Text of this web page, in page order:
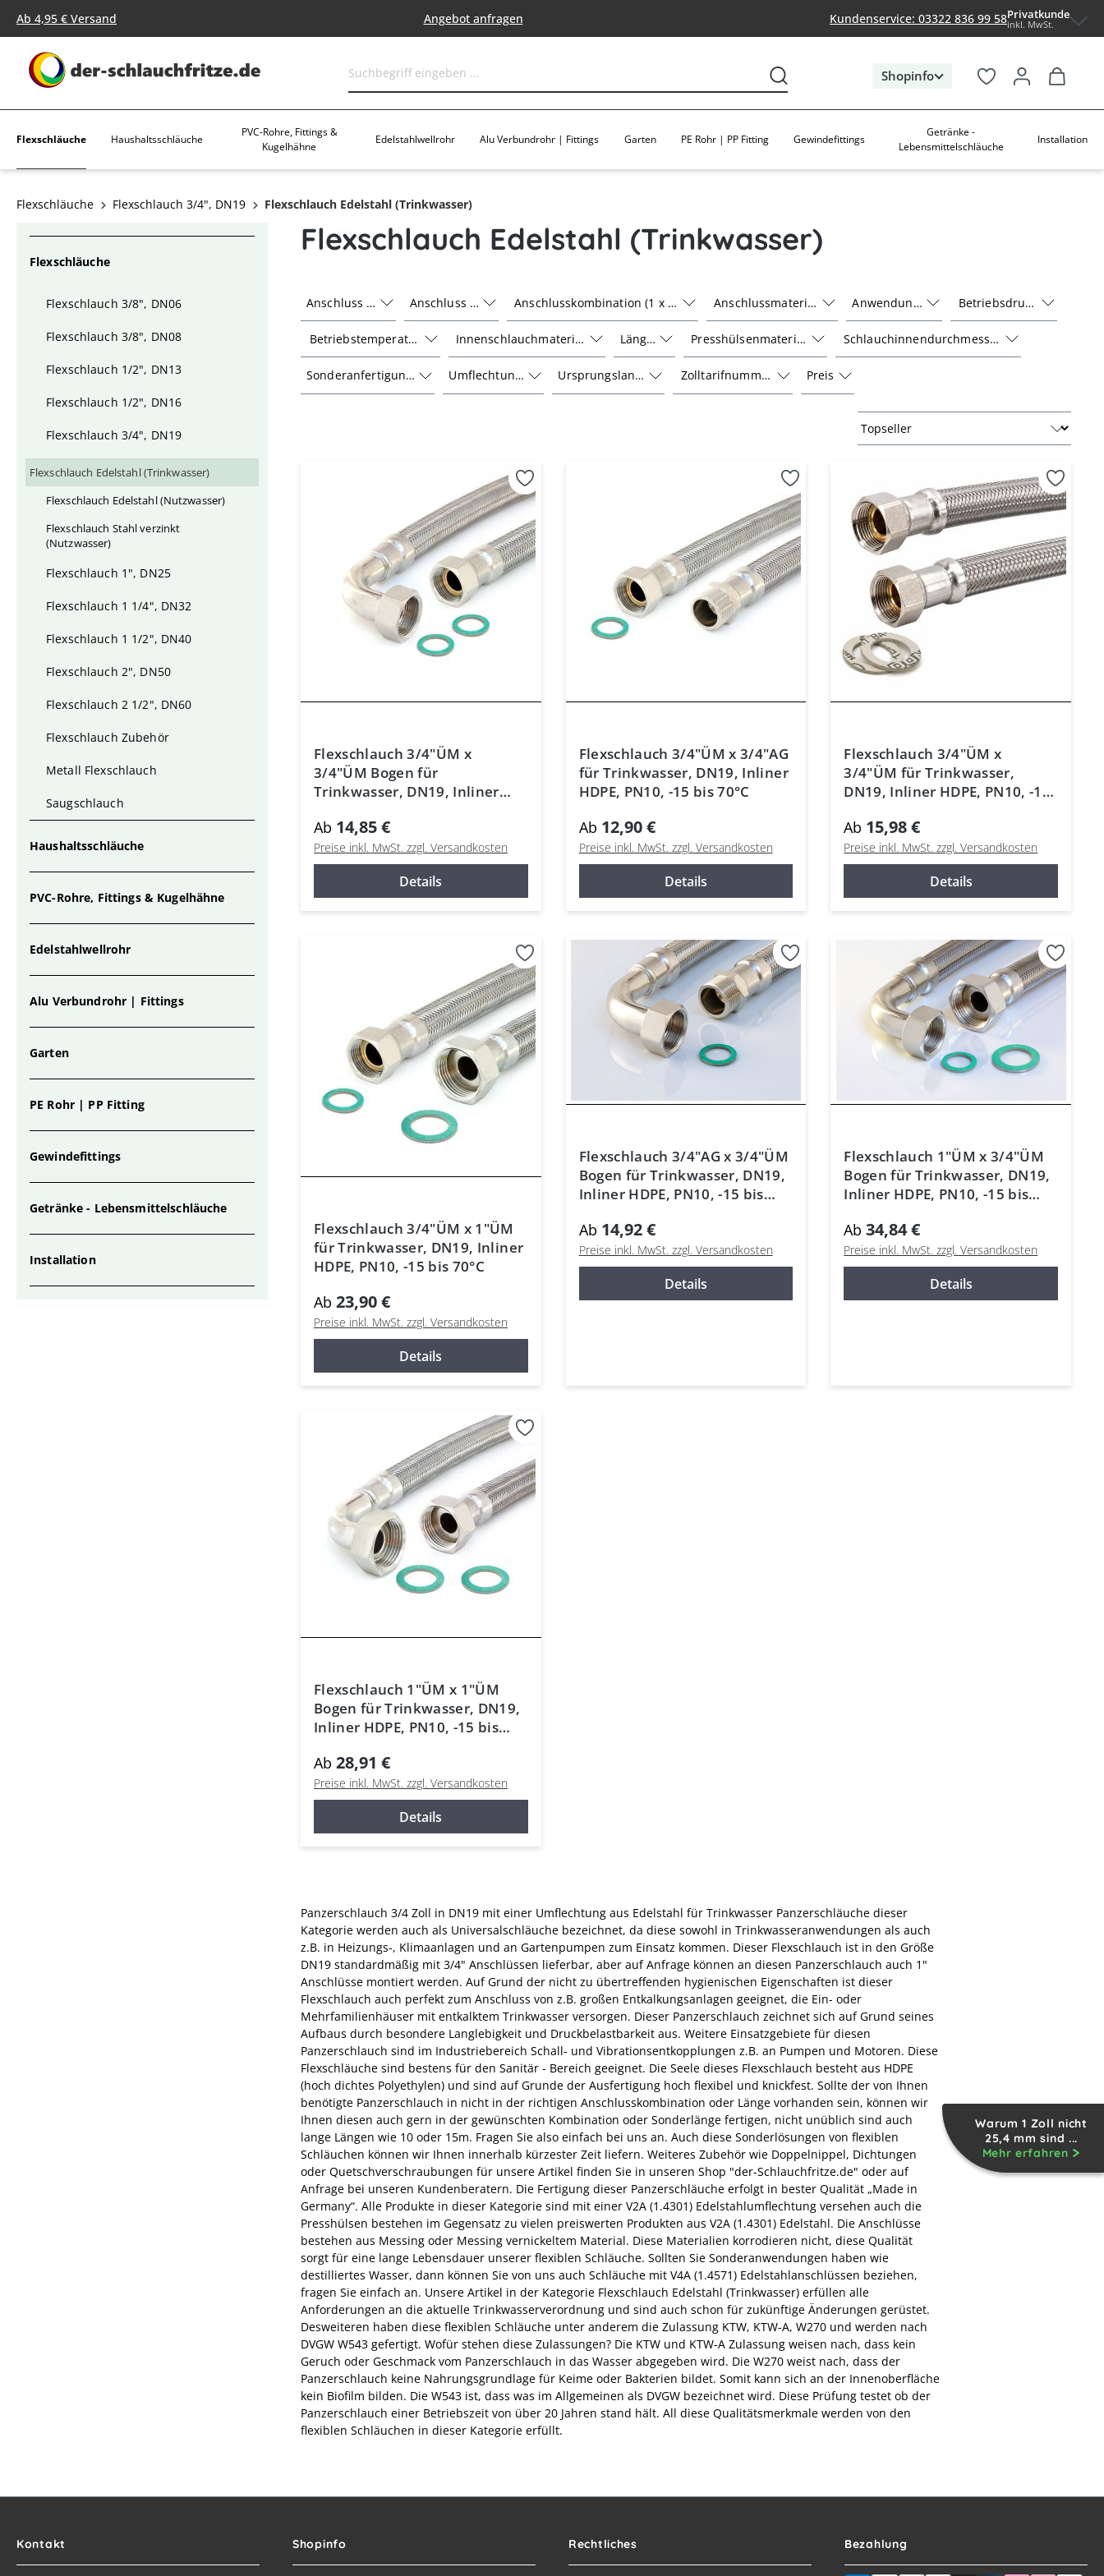
Zur Hauptnavigation springen
Ab 4,95 € Versand Angebot anfragen Kundenservice: 03322 836 99 58Privatkunde
inkl. MwSt.
Shopinfo
Flexschläuche Haushaltsschläuche
PVC-Rohre, Fittings &
Kugelhähne
Edelstahlwellrohr Alu Verbundrohr | Fittings Garten PE Rohr | PP Fitting Gewindefittings
Getränke -
Lebensmittelschläuche
Installation
Warum 1 Zoll nicht
25,4 mm sind ...
Mehr erfahren
Flexschläuche Flexschlauch 3/4", DN19 Flexschlauch Edelstahl (Trinkwasser)
Flexschläuche
Flexschlauch 3/8", DN06
Flexschlauch 3/8", DN08
Flexschlauch 1/2", DN13
Flexschlauch 1/2", DN16
Flexschlauch 3/4", DN19
Flexschlauch Edelstahl (Trinkwasser)
Flexschlauch Edelstahl (Nutzwasser)
Flexschlauch Stahl verzinkt
(Nutzwasser)
Flexschlauch 1", DN25
Flexschlauch 1 1/4", DN32
Flexschlauch 1 1/2", DN40
Flexschlauch 2", DN50
Flexschlauch 2 1/2", DN60
Flexschlauch Zubehör
Metall Flexschlauch
Saugschlauch
Haushaltsschläuche
PVC-Rohre, Fittings & Kugelhähne
Edelstahlwellrohr
Alu Verbundrohr | Fittings
Garten
PE Rohr | PP Fitting
Gewindefittings
Getränke - Lebensmittelschläuche
Installation
Flexschlauch Edelstahl (Trinkwasser)
Anschluss 1 Anschluss 2 Anschlusskombination (1 x 2) Anschlussmaterial Anwendung Betriebsdruck
Betriebstemperatur Innenschlauchmaterial Länge Presshülsenmaterial Schlauchinnendurchmesser
Sonderanfertigung Umflechtung Ursprungsland Zolltarifnummer Preis
Flexschlauch 3/4"ÜM x
3/4"ÜM Bogen für
Trinkwasser, DN19, Inliner
Ab 14,85 €
Preise inkl. MwSt. zzgl. Versandkosten
Details
Flexschlauch 3/4"ÜM x 3/4"AG
für Trinkwasser, DN19, Inliner
HDPE, PN10, -15 bis 70°C
Ab 12,90 €
Preise inkl. MwSt. zzgl. Versandkosten
Details
Flexschlauch 3/4"ÜM x
3/4"ÜM für Trinkwasser,
DN19, Inliner HDPE, PN10, -15
Ab 15,98 €
Preise inkl. MwSt. zzgl. Versandkosten
Details
Flexschlauch 3/4"ÜM x 1"ÜM
für Trinkwasser, DN19, Inliner
HDPE, PN10, -15 bis 70°C
Ab 23,90 €
Preise inkl. MwSt. zzgl. Versandkosten
Details
Flexschlauch 3/4"AG x 3/4"ÜM
Bogen für Trinkwasser, DN19,
Inliner HDPE, PN10, -15 bis
Ab 14,92 €
Preise inkl. MwSt. zzgl. Versandkosten
Details
Flexschlauch 1"ÜM x 3/4"ÜM
Bogen für Trinkwasser, DN19,
Inliner HDPE, PN10, -15 bis
Ab34,84 €
Preise inkl. MwSt. zzgl. Versandkosten
Details
Flexschlauch 1"ÜM x 1"ÜM
Bogen für Trinkwasser, DN19,
Inliner HDPE, PN10, -15 bis
Ab 28,91 €
Preise inkl. MwSt. zzgl. Versandkosten
Details
Panzerschlauch 3/4 Zoll in DN19 mit einer Umflechtung aus Edelstahl für Trinkwasser Panzerschläuche dieser
Kategorie werden auch als Universalschläuche bezeichnet, da diese sowohl in Trinkwasseranwendungen als auch
z.B. in Heizungs-, Klimaanlagen und an Gartenpumpen zum Einsatz kommen. Dieser Flexschlauch ist in den Größe
DN19 standardmäßig mit 3/4" Anschlüssen lieferbar, aber auf Anfrage können an diesen Panzerschlauch auch 1"
Anschlüsse montiert werden. Auf Grund der nicht zu übertreffenden hygienischen Eigenschaften ist dieser
Flexschlauch auch perfekt zum Anschluss von z.B. großen Entkalkungsanlagen geeignet, die Ein- oder
Mehrfamilienhäuser mit entkalktem Trinkwasser versorgen. Dieser Panzerschlauch zeichnet sich auf Grund seines
Aufbaus durch besondere Langlebigkeit und Druckbelastbarkeit aus. Weitere Einsatzgebiete für diesen
Panzerschlauch sind im Industriebereich Schall- und Vibrationsentkopplungen z.B. an Pumpen und Motoren. Diese
Flexschläuche sind bestens für den Sanitär - Bereich geeignet. Die Seele dieses Flexschlauch besteht aus HDPE
(hoch dichtes Polyethylen) und sind auf Grunde der Ausfertigung hoch flexibel und knickfest. Sollte der von Ihnen
benötigte Panzerschlauch in nicht in der richtigen Anschlusskombination oder Länge vorhanden sein, können wir
Ihnen diesen auch gern in der gewünschten Kombination oder Sonderlänge fertigen, nicht unüblich sind auch
lange Längen wie 10 oder 15m. Fragen Sie also einfach bei uns an. Auch diese Sonderlösungen von flexiblen
Schläuchen können wir Ihnen innerhalb kürzester Zeit liefern. Weiteres Zubehör wie Doppelnippel, Dichtungen
oder Quetschverschraubungen für unsere Artikel finden Sie in unseren Shop "der-Schlauchfritze.de" oder auf
Anfrage bei unseren Kundenberatern. Die Fertigung dieser Panzerschläuche erfolgt in bester Qualität „Made in
Germany“. Alle Produkte in dieser Kategorie sind mit einer V2A (1.4301) Edelstahlumflechtung versehen auch die
Presshülsen bestehen im Gegensatz zu vielen preiswerten Produkten aus V2A (1.4301) Edelstahl. Die Anschlüsse
bestehen aus Messing oder Messing vernickeltem Material. Diese Materialien korrodieren nicht, diese Qualität
sorgt für eine lange Lebensdauer unserer flexiblen Schläuche. Sollten Sie Sonderanwendungen haben wie
destilliertes Wasser, dann können Sie von uns auch Schläuche mit V4A (1.4571) Edelstahlanschlüssen beziehen,
fragen Sie einfach an. Unsere Artikel in der Kategorie Flexschlauch Edelstahl (Trinkwasser) erfüllen alle
Anforderungen an die aktuelle Trinkwasserverordnung und sind auch schon für zukünftige Änderungen gerüstet.
Desweiteren haben diese flexiblen Schläuche unter anderem die Zulassung KTW, KTW-A, W270 und werden nach
DVGW W543 gefertigt. Wofür stehen diese Zulassungen? Die KTW und KTW-A Zulassung weisen nach, dass kein
Geruch oder Geschmack vom Panzerschlauch in das Wasser abgegeben wird. Die W270 weist nach, dass der
Panzerschlauch keine Nahrungsgrundlage für Keime oder Bakterien bildet. Somit kann sich an der Innenoberfläche
kein Biofilm bilden. Die W543 ist, dass was im Allgemeinen als DVGW bezeichnet wird. Diese Prüfung testet ob der
Panzerschlauch einer Betriebszeit von über 20 Jahren stand hält. All diese Qualitätsmerkmale werden von den
flexiblen Schläuchen in dieser Kategorie erfüllt.
Kontakt Shopinfo Rechtliches Bezahlung